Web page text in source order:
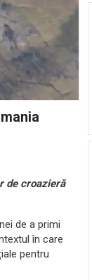
de croazieră
de a primi
în care
pentru